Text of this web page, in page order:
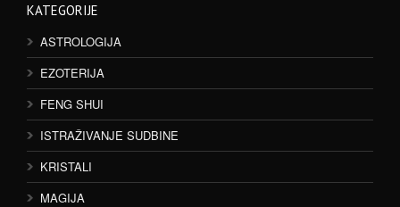
KATEGORIJE
ASTROLOGIJA
EZOTERIJA
FENG SHUI
ISTRAŽIVANJE SUDBINE
KRISTALI
MAGIJA